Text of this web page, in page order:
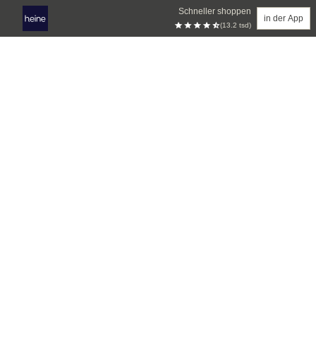
Schneller shoppen
(13.2 tsd)
in der App